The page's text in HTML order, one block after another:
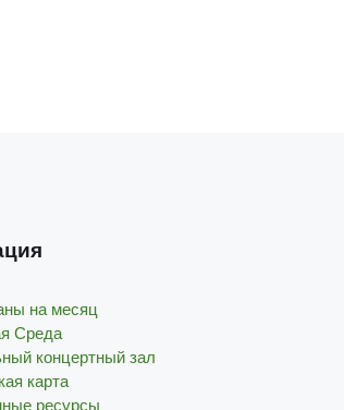
на месяц
Среда
концертный зал
карта
ресурсы